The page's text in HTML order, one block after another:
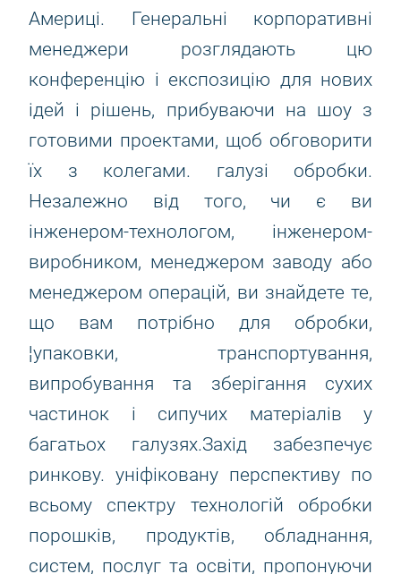
Америці. Генеральні корпоративні
менеджери розглядають цю
конференцію і експозицію для нових
ідей і рішень, прибуваючи на шоу з
готовими проектами, щоб обговорити
їх з колегами. галузі обробки.
Незалежно від того, чи є ви
інженером-технологом, інженером-
виробником, менеджером заводу або
менеджером операцій, ви знайдете те,
що вам потрібно для обробки,
¦упаковки, транспортування,
випробування та зберігання сухих
частинок і сипучих матеріалів у
багатьох галузях.Захід забезпечує
ринкову. уніфіковану перспективу по
всьому спектру технологій обробки
порошків, продуктів, обладнання,
систем, послуг та освіти, пропонуючи